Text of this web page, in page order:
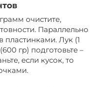
очистите,
Параллельно
пластинками. Лук (1
гр) подготовьте –
если кусок, то